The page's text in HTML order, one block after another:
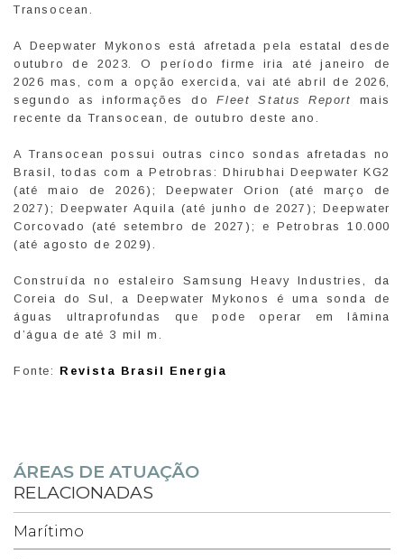
Transocean.
A Deepwater Mykonos está afretada pela estatal desde
outubro de 2023. O período firme iria até janeiro de
2026 mas, com a opção exercida, vai até abril de 2026,
segundo as informações doFleet Status Report
mais
recente da Transocean, de outubro deste ano.
A Transocean possui outras cinco sondas afretadas no
Brasil, todas com a Petrobras: Dhirubhai Deepwater KG2
(até maio de 2026); Deepwater Orion (até março de
2027); Deepwater Aquila (até junho de 2027); Deepwater
Corcovado (até setembro de 2027); e Petrobras 10.000
(até agosto de 2029).
Construída no estaleiro Samsung Heavy Industries, da
Coreia do Sul, a Deepwater Mykonos é uma sonda de
águas ultraprofundas que pode operar em lâmina
d’água de até 3 mil m.
Fonte: Revista Brasil Energia
ÁREAS DE ATUAÇÃO
RELACIONADAS
Marítimo